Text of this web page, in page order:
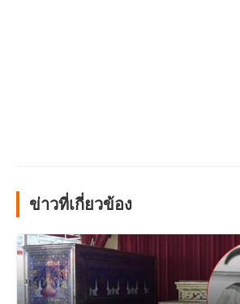
ข่าวที่เกี่ยวข้อง